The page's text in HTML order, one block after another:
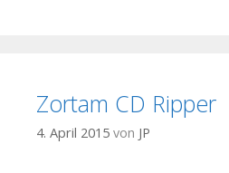
Zortam CD Ripper
4. April 2015 von JP